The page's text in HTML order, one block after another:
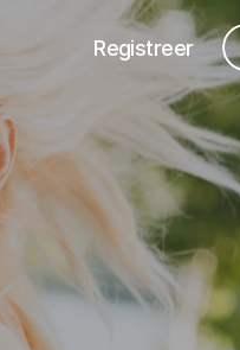
Registreer